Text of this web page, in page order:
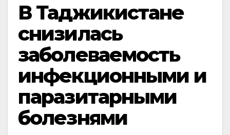
В Таджикистане
снизилась
заболеваемость
инфекционными и
паразитарными
болезнями